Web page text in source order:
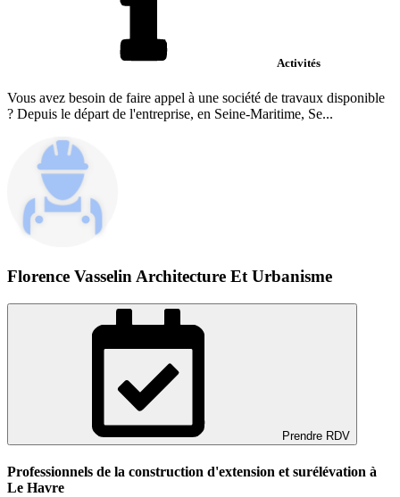
Activités
Vous avez besoin de faire appel à une société de travaux disponible
? Depuis le départ de l'entreprise, en Seine-Maritime, Se...
Florence Vasselin Architecture Et Urbanisme
Prendre RDV
Professionnels de la construction d'extension et surélévation à
Le Havre